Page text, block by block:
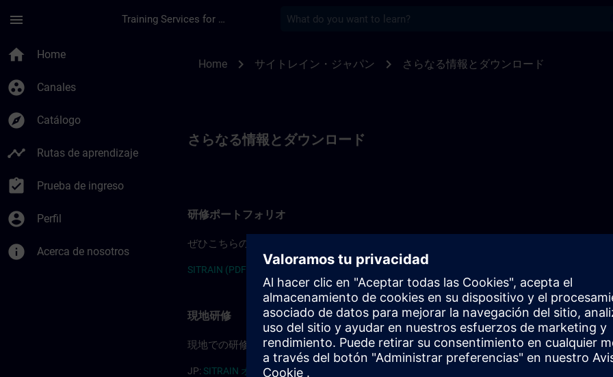
menu Training Services for Digital Industries
home Home
group_work Canales
explore Catálogo
timeline Rutas de aprendizaje
assignment_turned_in Prueba de ingreso
account_circle Perfil
info Acerca de nosotros
Home chevron_right サイトレイン・ジャパン chevron_right さらなる情報とダウンロード
さらなる情報とダウンロード
研修ポートフォリオ
ぜひこちらのコーストレーニングポートフォリオをご覧ください。
SITRAIN (PDF) >
現地研修
現地での研修についてはこちらをご覧ください。
JP: SITRAIN オンサイト(PDF) >